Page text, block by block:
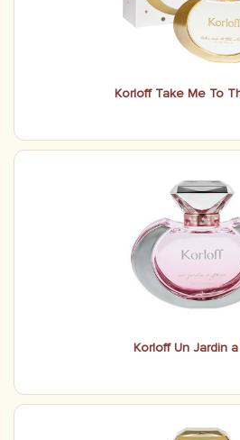
Korloff Take Me To
Korloff Un Jardin a